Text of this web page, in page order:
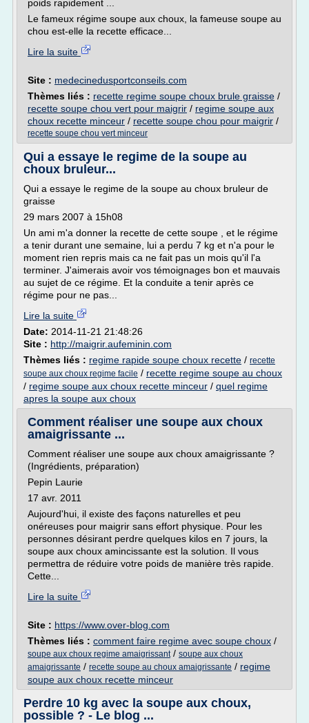
poids rapidement ...
Le fameux régime soupe aux choux, la fameuse soupe au
chou est-elle la recette efficace...
Lire la suite
Site : medecinedusportconseils.com
Thèmes liés : recette regime soupe choux brule graisse /
recette soupe chou vert pour maigrir / regime soupe aux
choux recette minceur / recette soupe chou pour maigrir /
recette soupe chou vert minceur
Qui a essaye le regime de la soupe au
choux bruleur...
Qui a essaye le regime de la soupe au choux bruleur de
graisse
29 mars 2007 à 15h08
Un ami m'a donner la recette de cette soupe , et le régime
a tenir durant une semaine, lui a perdu 7 kg et n'a pour le
moment rien repris mais ca ne fait pas un mois qu'il l'a
terminer. J'aimerais avoir vos témoignages bon et mauvais
au sujet de ce régime. Et la conduite a tenir après ce
régime pour ne pas...
Lire la suite
Date: 2014-11-21 21:48:26
Site : http://maigrir.aufeminin.com
Thèmes liés : regime rapide soupe choux recette / recette
soupe aux choux regime facile / recette regime soupe au choux
/ regime soupe aux choux recette minceur / quel regime
apres la soupe aux choux
Comment réaliser une soupe aux choux
amaigrissante ...
Comment réaliser une soupe aux choux amaigrissante ?
(Ingrédients, préparation)
Pepin Laurie
17 avr. 2011
Aujourd'hui, il existe des façons naturelles et peu
onéreuses pour maigrir sans effort physique. Pour les
personnes désirant perdre quelques kilos en 7 jours, la
soupe aux choux amincissante est la solution. Il vous
permettra de réduire votre poids de manière très rapide.
Cette...
Lire la suite
Site : https://www.over-blog.com
Thèmes liés : comment faire regime avec soupe choux /
soupe aux choux regime amaigrissant/ soupe aux choux
amaigrissante / recette soupe au choux amaigrissante / regime
soupe aux choux recette minceur
Perdre 10 kg avec la soupe aux choux,
possible ? - Le blog ...